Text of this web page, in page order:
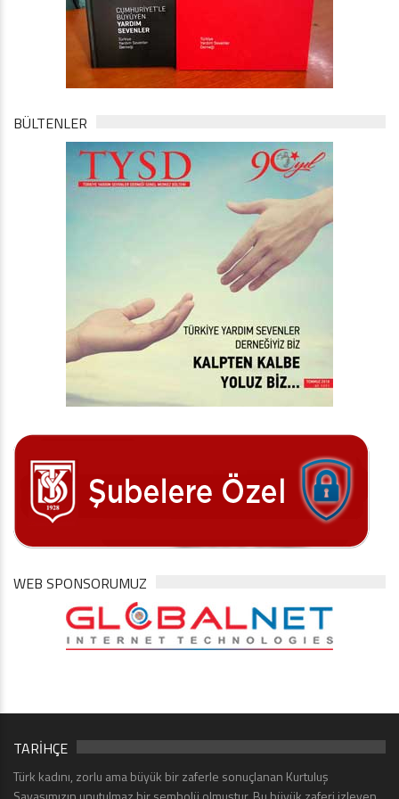
BÜLTENLER
WEB SPONSORUMUZ
TARİHÇE
Türk kadını, zorlu ama büyük bir zaferle sonuçlanan Kurtuluş